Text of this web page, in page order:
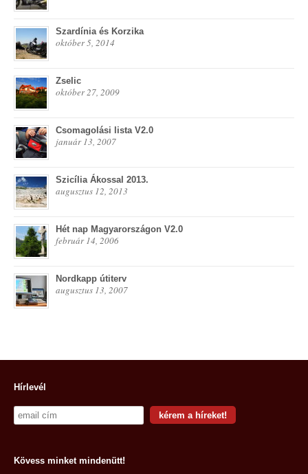
Szardínia és Korzika
október 5, 2014
Zselic
október 27, 2009
Csomagolási lista V2.0
január 13, 2007
Szicília Ákossal 2013.
augusztus 12, 2013
Hét nap Magyarországon V2.0
február 14, 2006
Nordkapp útiterv
augusztus 13, 2007
Hírlevél
Kövess minket mindenütt!